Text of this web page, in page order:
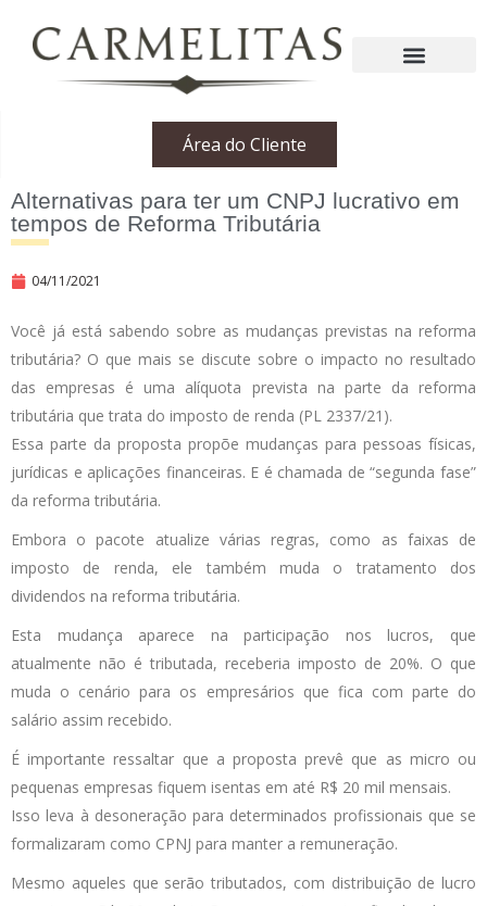
Área do Cliente
Alternativas para ter um CNPJ lucrativo em
tempos de Reforma Tributária
04/11/2021
Você já está sabendo sobre as mudanças previstas na reforma
tributária? O que mais se discute sobre o impacto no resultado
das empresas é uma alíquota prevista na parte da reforma
tributária que trata do imposto de renda (PL 2337/21).
Essa parte da proposta propõe mudanças para pessoas físicas,
jurídicas e aplicações financeiras. E é chamada de “segunda fase”
da reforma tributária.
Embora o pacote atualize várias regras, como as faixas de
imposto de renda, ele também muda o tratamento dos
dividendos na reforma tributária.
Esta mudança aparece na participação nos lucros, que
atualmente não é tributada, receberia imposto de 20%. O que
muda o cenário para os empresários que fica com parte do
salário assim recebido.
É importante ressaltar que a proposta prevê que as micro ou
pequenas empresas fiquem isentas em até R$ 20 mil mensais.
Isso leva à desoneração para determinados profissionais que se
formalizaram como CPNJ para manter a remuneração.
Mesmo aqueles que serão tributados, com distribuição de lucro